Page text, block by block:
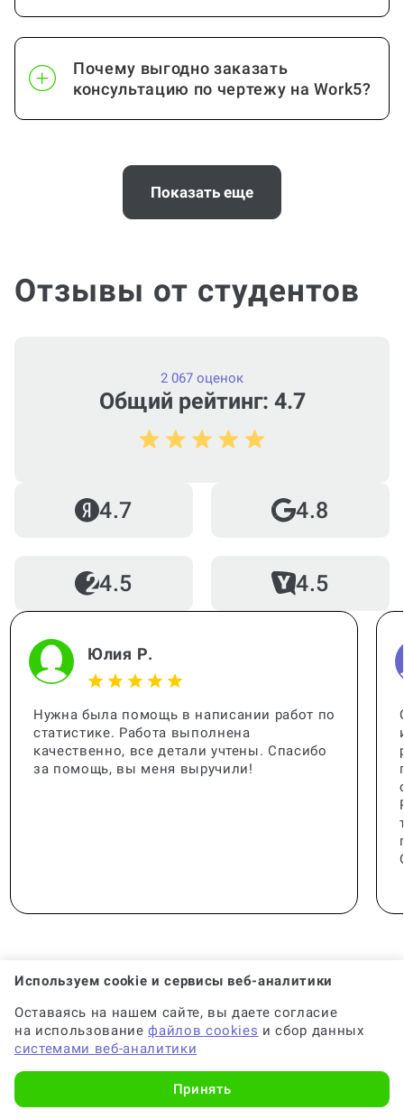
Почему выгодно заказать
консультацию по чертежу на Work5?
Когда и как нужно оплачивать
Показать еще
Отзывы от студентов
Общий рейтинг: 4.7
2 067 оценок
4.7 4.8
4.5 4.5
Юлия Р.
Нужна была помощь в написании работ по
статистике. Работа выполнена
качественно, все детали учтены. Спасибо
за помощь, вы меня выручили!
🟢 Консультант: Специалист с опытом
Используем cookie и сервисы веб-аналитики
Оставаясь на нашем сайте, вы даете согласие
на использованиефайлов cookies и сбор данных
системами веб-аналитики
Принять